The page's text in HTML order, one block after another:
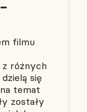
filmu
różnych
się
temat
zostały